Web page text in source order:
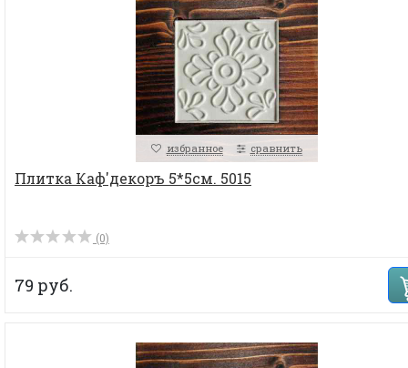
избранное сравнить
Плитка Каф'декоръ 5*5см. 5015
(0)
79 руб.